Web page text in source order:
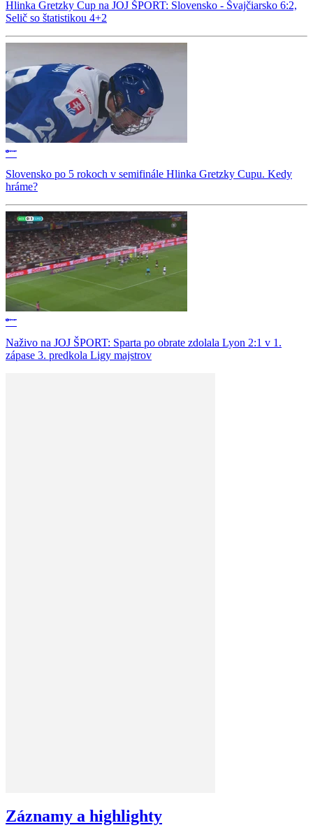
Hlinka Gretzky Cup na JOJ ŠPORT: Slovensko - Švajčiarsko 6:2,
Selič so štatistikou 4+2
Slovensko po 5 rokoch v semifinále Hlinka Gretzky Cupu. Kedy
hráme?
Naživo na JOJ ŠPORT: Sparta po obrate zdolala Lyon 2:1 v 1.
zápase 3. predkola Ligy majstrov
Záznamy a highlighty